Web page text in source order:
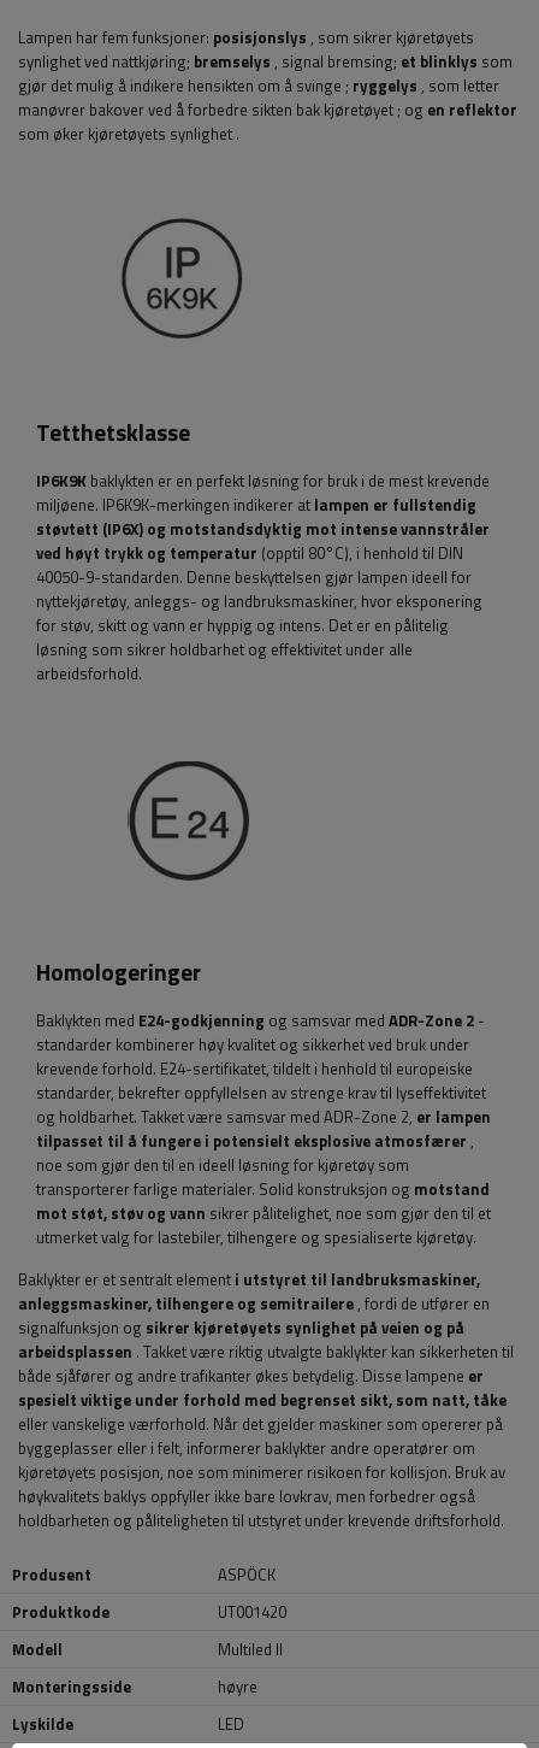
Lampen har fem funksjoner: posisjonslys , som sikrer kjøretøyets
synlighet ved nattkjøring; bremselys , signal bremsing; et blinklys som
gjør det mulig å indikere hensikten om å svinge ; ryggelys , som letter
manøvrer bakover ved å forbedre sikten bak kjøretøyet; og en reflektor
som øker kjøretøyets synlighet .
Tetthetsklasse
IP6K9K baklykten er en perfekt løsning for bruk i de mest krevende
miljøene. IP6K9K-merkingen indikerer at lampen er fullstendig
støvtett (IP6X) og motstandsdyktig mot intense vannstråler
ved høyt trykk og temperatur (opptil 80°C), i henhold til DIN
40050-9-standarden. Denne beskyttelsen gjør lampen ideell for
nyttekjøretøy, anleggs- og landbruksmaskiner, hvor eksponering
for støv, skitt og vann er hyppig og intens. Det er en pålitelig
løsning som sikrer holdbarhet og effektivitet under alle
arbeidsforhold.
Homologeringer
Baklykten med E24-godkjenning og samsvar med ADR-Zone 2 -
standarder kombinerer høy kvalitet og sikkerhet ved bruk under
krevende forhold. E24-sertifikatet, tildelt i henhold til europeiske
standarder, bekrefter oppfyllelsen av strenge krav til lyseffektivitet
og holdbarhet. Takket være samsvar med ADR-Zone 2, er lampen
tilpasset til å fungere i potensielt eksplosive atmosfærer ,
noe som gjør den til en ideell løsning for kjøretøy som
transporterer farlige materialer. Solid konstruksjon og motstand
mot støt, støv og vann sikrer pålitelighet, noe som gjør den til et
utmerket valg for lastebiler, tilhengere og spesialiserte kjøretøy.
Baklykter er et sentralt element i utstyret til landbruksmaskiner,
anleggsmaskiner, tilhengere og semitrailere, fordi de utfører en
signalfunksjon og sikrer kjøretøyets synlighet på veien og på
arbeidsplassen . Takket være riktig utvalgte baklykter kan sikkerheten til
både sjåfører og andre trafikanter økes betydelig. Disse lampene er
spesielt viktige under forhold med begrenset sikt, som natt, tåke
eller vanskelige værforhold. Når det gjelder maskiner som opererer på
byggeplasser eller i felt, informerer baklykter andre operatører om
kjøretøyets posisjon, noe som minimerer risikoen for kollisjon. Bruk av
høykvalitets baklys oppfyller ikke bare lovkrav, men forbedrer også
holdbarheten og påliteligheten til utstyret under krevende driftsforhold.
Produsent
ASPÖCK
Produktkode
UT001420
Modell
Multiled II
Monteringsside
høyre
Lyskilde
LED